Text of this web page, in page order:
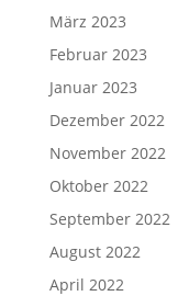
März 2023
Februar 2023
Januar 2023
Dezember 2022
November 2022
Oktober 2022
September 2022
August 2022
April 2022